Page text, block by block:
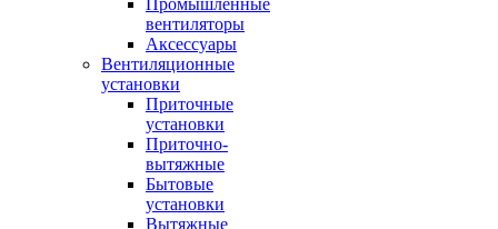
Промышленные
вентиляторы
Аксессуары
Вентиляционные
установки
Приточные
установки
Приточно-
вытяжные
Бытовые
установки
Вытяжные